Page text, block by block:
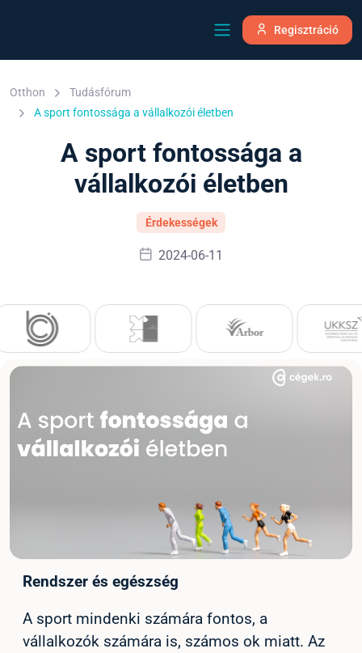
Regisztráció
Otthon
Tudásfórum
A sport fontossága a vállalkozói életben
A sport fontossága a
vállalkozói életben
Érdekességek
2024-06-11
Rendszer és egészség
A sport mindenki számára fontos, a
vállalkozók számára is, számos ok miatt. Az